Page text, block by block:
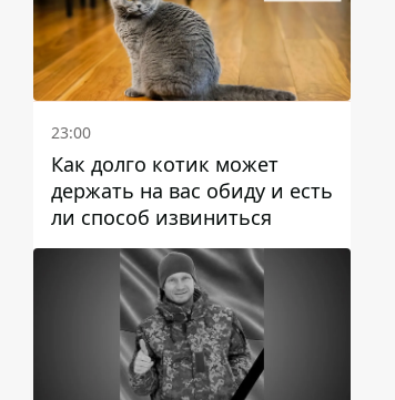
23:00
Как долго котик может
держать на вас обиду и есть
ли способ извиниться